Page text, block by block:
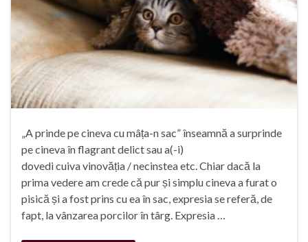
„A prinde pe cineva cu mâța-n sac” înseamnă a surprinde
pe cineva în flagrant delict sau a(-i)
dovedi cuiva vinovăția / necinstea etc. Chiar dacă la
prima vedere am crede că pur și simplu cineva a furat o
pisică și a fost prins cu ea în sac, expresia se referă, de
fapt, la vânzarea porcilor în târg. Expresia …